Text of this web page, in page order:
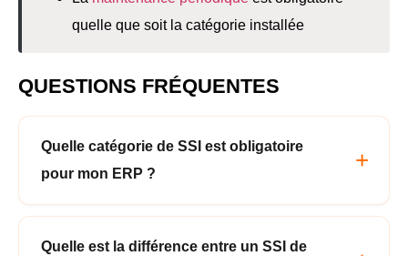
quelle que soit la catégorie installée
QUESTIONS FRÉQUENTES
Quelle catégorie de SSI est obligatoire
pour mon ERP ?
Quelle est la différence entre un SSI de